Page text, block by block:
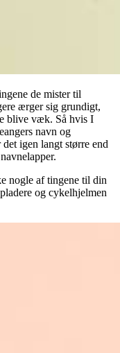
de mister til
ærger sig grundigt,
blive væk. Så hvis I
navn og
igen langt større end
nogle af tingene til din
og cykelhjelmen